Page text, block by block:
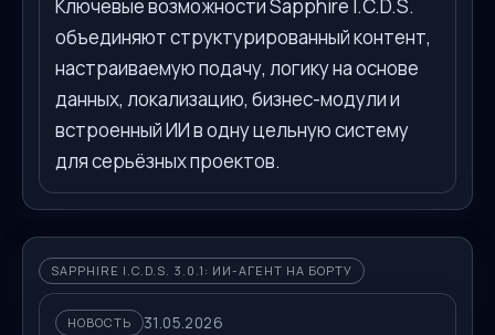
Ключевые возможности Sapphire I.C.D.S.
объединяют структурированный контент,
настраиваемую подачу, логику на основе
данных, локализацию, бизнес-модули и
встроенный ИИ в одну цельную систему
для серьёзных проектов.
SAPPHIRE I.C.D.S. 3.0.1: ИИ-АГЕНТ НА БОРТУ
НОВОСТЬ 31.05.2026